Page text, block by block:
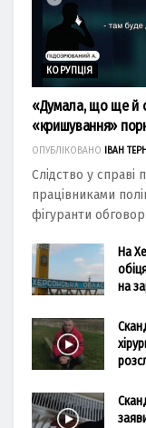
КОРУПЦІЯ
«Думала, що ще й
«кришування»
ОПУБЛІКОВАНО ІВАН
Слідство у
працівниками
фігуранти
На
на